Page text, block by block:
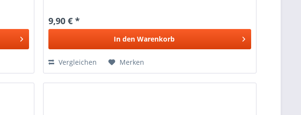
9,90 € *
In den Warenkorb
Vergleichen Merken